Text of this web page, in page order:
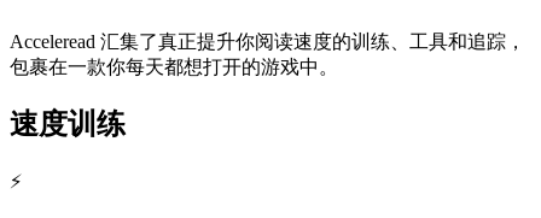
Acceleread 汇集了真正提升你阅读速度的训练、工具和追踪，
包裹在一款你每天都想打开的游戏中。
速度训练
⚡